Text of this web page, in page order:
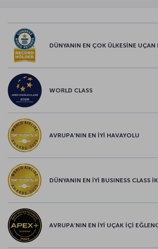
DÜNYANIN EN ÇOK ÜLKESİNE UÇAN
WORLD CLASS
AVRUPA’NIN EN İYİ HAVAYOLU
DÜNYANIN EN İYİ BUSINESS CLASS
AVRUPA’NIN EN İYİ UÇAK İÇİ